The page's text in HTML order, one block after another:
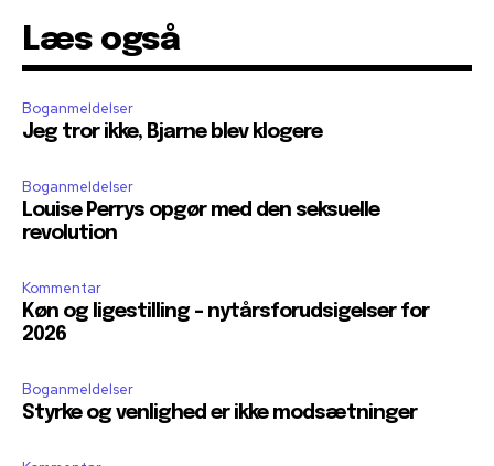
Læs også
Boganmeldelser
Jeg tror ikke, Bjarne blev klogere
Boganmeldelser
Louise Perrys opgør med den seksuelle
revolution
Kommentar
Køn og ligestilling – nytårsforudsigelser for
2026
Boganmeldelser
Styrke og venlighed er ikke modsætninger